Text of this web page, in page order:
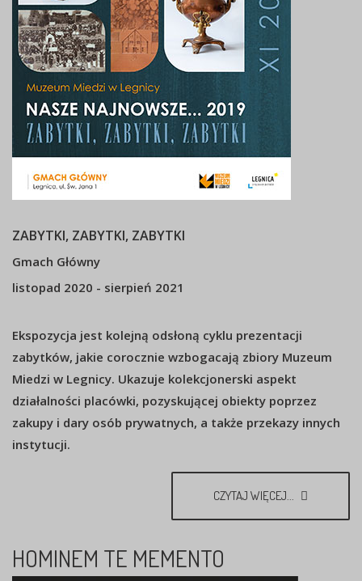
ZABYTKI, ZABYTKI, ZABYTKI
Gmach Główny
listopad 2020 - sierpień 2021
Ekspozycja jest kolejną odsłoną cyklu prezentacji
zabytków, jakie corocznie wzbogacają zbiory Muzeum
Miedzi w Legnicy. Ukazuje kolekcjonerski aspekt
działalności placówki, pozyskującej obiekty poprzez
zakupy i dary osób prywatnych, a także przekazy innych
instytucji.
CZYTAJ WIĘCEJ...
HOMINEM TE MEMENTO